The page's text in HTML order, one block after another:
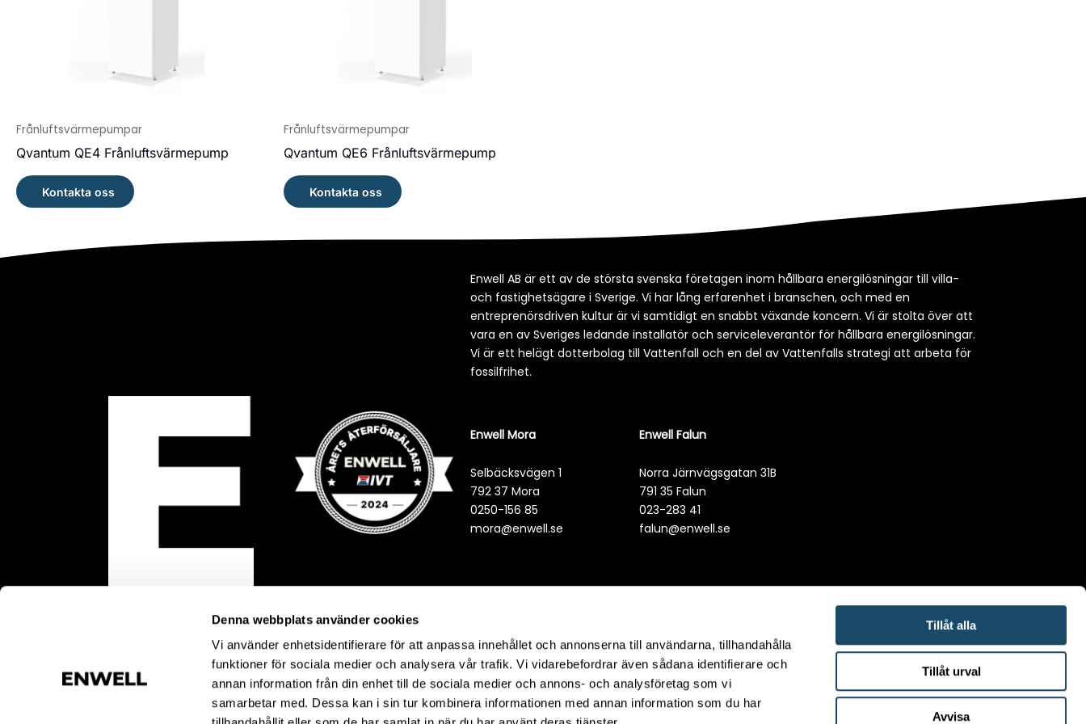
Denna webbplats använder cookies
Vi använder enhetsidentifierare för att anpassa innehållet och annonserna till användarna, tillhandahålla
funktioner för sociala medier och analysera vår trafik. Vi vidarebefordrar även sådana identifierare och
annan information från din enhet till de sociala medier och annons- och analysföretag som vi
samarbetar med. Dessa kan i sin tur kombinera informationen med annan information som du har
Tillåt alla
Tillåt urval
Avvisa
Frånluftsvärmepumpar
Qvantum QE4 Frånluftsvärmepump
Kontakta oss
Frånluftsvärmepumpar
Qvantum QE6 Frånluftsvärmepump
Kontakta oss
Enwell AB är ett av de största svenska företagen inom hållbara energilösningar till villa-
och fastighetsägare i Sverige. Vi har lång erfarenhet i branschen, och med en
entreprenörsdriven kultur är vi samtidigt en snabbt växande koncern. Vi är stolta över att
vara en av Sveriges ledande installatör och serviceleverantör för hållbara energilösningar.
Vi är ett helägt dotterbolag till Vattenfall och en del av Vattenfalls strategi att arbeta för
fossilfrihet.
Enwell Mora
Selbäcksvägen 1
792 37 Mora
0250-156 85
mora@enwell.se
Enwell Falun
Norra Järnvägsgatan 31B
791 35 Falun
023-283 41
falun@enwell.se